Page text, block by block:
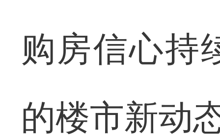
购房信心持
的楼市新动